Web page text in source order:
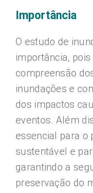
Importância
O estudo de
importância,
compreensão
inundações e
dos impactos
eventos. Além
essencial para o
sustentável e
garantindo a
preservação do